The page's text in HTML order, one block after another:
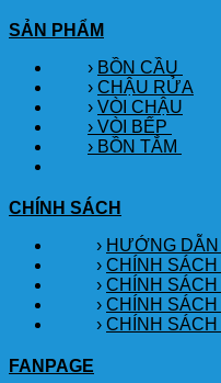
SẢN PHẨM
› BỒN CẦU
› CHẬU RỬA
› VÒI CHẬU
› VÒI BẾP
› BỒN TẮM
CHÍNH SÁCH
› HƯỚNG
› CHÍNH
› CHÍNH SÁCH
› CHÍNH
› CHÍNH
FANPAGE